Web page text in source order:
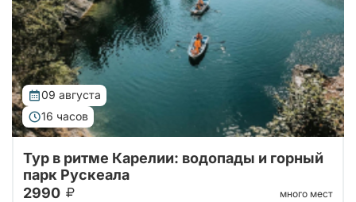
09 августа
16 часов
Тур в ритме Карелии: водопады и горный
парк Рускеала
2990
много мест